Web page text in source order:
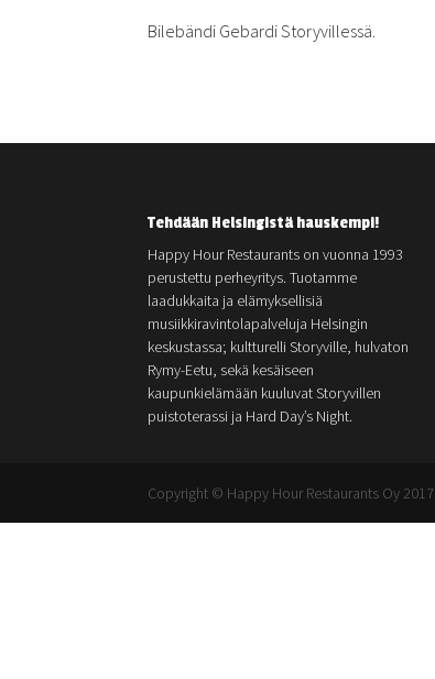
Bilebändi Gebardi Storyvillessä.
Tehdään Helsingistä hauskempi!
Happy Hour Restaurants on vuonna 1993
perustettu perheyritys. Tuotamme
laadukkaita ja elämyksellisiä
musiikkiravintolapalveluja Helsingin
keskustassa; kultturelli Storyville, hulvaton
Rymy-Eetu, sekä kesäiseen
kaupunkielämään kuuluvat Storyvillen
puistoterassi ja Hard Day’s Night.
Copyright © Happy Hour Restaurants Oy 2017